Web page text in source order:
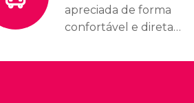
apreciada de forma
confortável e direta
turísticos que circulam